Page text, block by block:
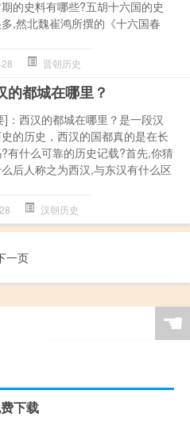
的史料有哪些?五胡十六国的史
,然北魏崔鸿所撰的《十六国春
晋朝历史
的都城在哪里？
]：西汉的都城在哪里？是一段汉
的历史，西汉的国都真的是在长
有什么可靠的历史记载?首先,你猜
后人称之为西汉,与东汉有什么区
汉朝历史
一页
☚
下载